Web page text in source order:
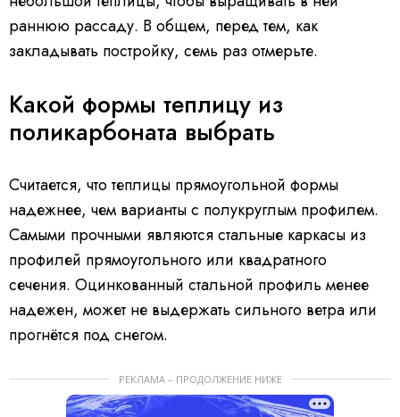
раннюю рассаду. В общем, перед тем, как
закладывать постройку, семь раз отмерьте.
Какой формы теплицу из
поликарбоната выбрать
Считается, что теплицы прямоугольной формы
надежнее, чем варианты с полукруглым профилем.
Самыми прочными являются стальные каркасы из
профилей прямоугольного или квадратного
сечения. Оцинкованный стальной профиль менее
надежен, может не выдержать сильного ветра или
прогнётся под снегом.
РЕКЛАМА – ПРОДОЛЖЕНИЕ НИЖЕ